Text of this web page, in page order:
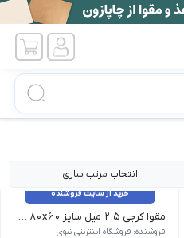
انتخاب مرتب سازی
خرید از سایت فروشنده
مقوا کرجی 2.5 میل سایز 80x60 سانت بسته 5 برگی
فروشنده: فروشگاه اینترنتی نبوی